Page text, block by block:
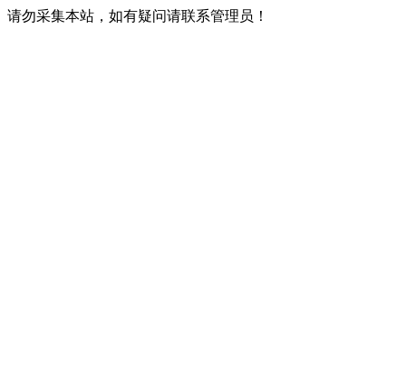
请勿采集本站，如有疑问请联系管理员！